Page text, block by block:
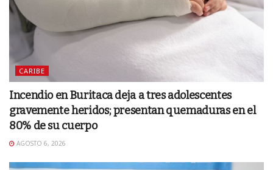
CARIBE
Incendio en Buritaca deja a tres adolescentes
gravemente heridos; presentan quemaduras en el
80% de su cuerpo
AGOSTO 6, 2026